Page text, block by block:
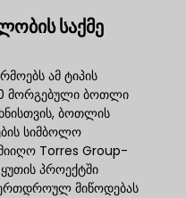
საქმე
ამ ტიპის
მორგებული ბოთლი
ბოთლის
სიმბოლო
Torres Group-
პროექტში
ერთდროულ მიწოდებას